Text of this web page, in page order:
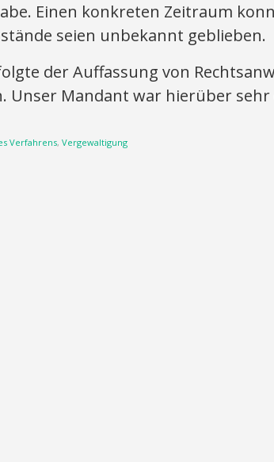
Einen konkreten Zeitraum
seien unbekannt geblieben.
der Auffassung von
Unser Mandant war hierüber
Verfahrens, Vergewaltigung